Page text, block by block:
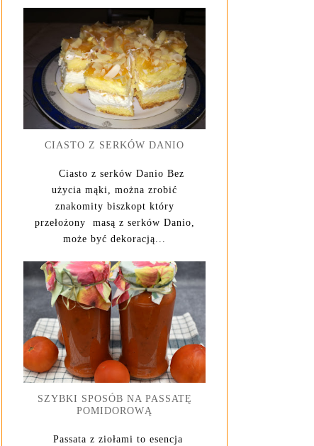
CIASTO Z SERKÓW DANIO
Ciasto z serków Danio Bez
użycia mąki, można zrobić
znakomity biszkopt który
przełożony masą z serków Danio,
może być dekoracją...
SZYBKI SPOSÓB NA PASSATĘ
POMIDOROWĄ
Passata z ziołami to esencja